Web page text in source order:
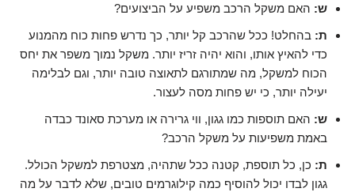
ש: האם משקל הרכב משפיע על הביצועים?
ת: בהחלט! ככל שהרכב קל יותר, כך נדרש פחות כוח מהמנוע
כדי להאיץ אותו, והוא יהיה זריז יותר. משקל נמוך משפר את יחס
הכוח למשקל, מה שמתורגם לתאוצה טובה יותר, וגם לבלימה
יעילה יותר, כי יש פחות מסה לעצור.
ש: האם תוספות כמו גגון, ווי גרירה או מערכת סאונד כבדה
באמת משפיעות על משקל הרכב?
ת: כן, כל תוספת, קטנה ככל שתהיה, מצטרפת למשקל הכולל.
גגון לבדו יכול להוסיף כמה קילוגרמים טובים, שלא לדבר על מה